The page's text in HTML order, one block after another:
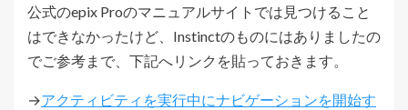
公式のepix Proのマニュアルサイトでは見つけること
はできなかったけど、Instinctのものにはありましたの
でご参考まで、下記へリンクを貼っておきます。
→アクティビティを実行中にナビゲーションを開始す